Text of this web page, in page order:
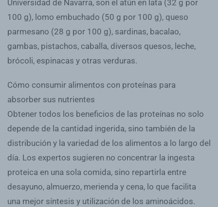
Universidad de Navarra, son el atún en lata (32 g por
100 g), lomo embuchado (50 g por 100 g), queso
parmesano (28 g por 100 g), sardinas, bacalao,
gambas, pistachos, caballa, diversos quesos, leche,
brócoli, espinacas y otras verduras.
Cómo consumir alimentos con proteínas para
absorber sus nutrientes
Obtener todos los beneficios de las proteínas no solo
depende de la cantidad ingerida, sino también de la
distribución y la variedad de los alimentos a lo largo del
día. Los expertos sugieren no concentrar la ingesta
proteica en una sola comida, sino repartirla entre
desayuno, almuerzo, merienda y cena, lo que facilita
una mejor síntesis y utilización de los aminoácidos.